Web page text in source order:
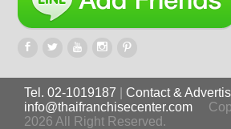
Tel. 02-1019187
Contact &
info@thaifranchisecenter.com
2026 All Right Reserved.